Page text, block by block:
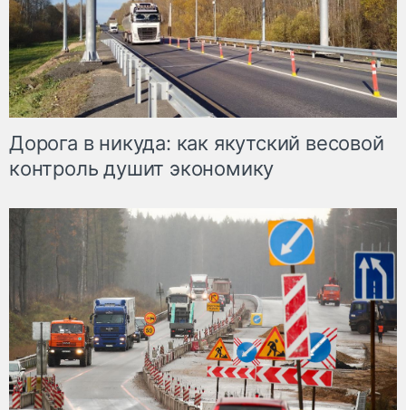
Дорога в никуда: как якутский весовой
контроль душит экономику